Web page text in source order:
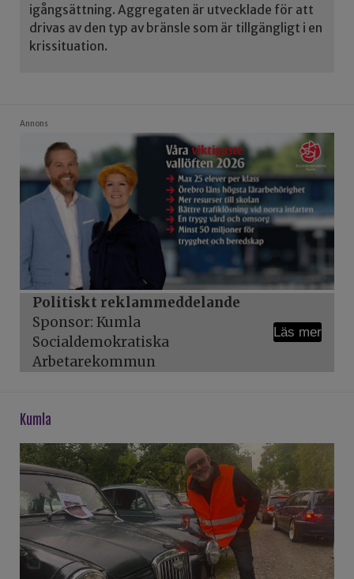
igångsättning. Aggregaten är utvecklade för att
drivas av den typ av bränsle som är tillgängligt i en
krissituation.
Annons
Politiskt reklammeddelande
Sponsor: Kumla
Socialdemokratiska
Arbetarekommun
Läs mer
kumla